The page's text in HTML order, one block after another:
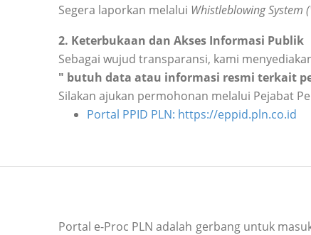
Segera laporkan melalui Whistleblowing System
2. Keterbukaan dan Akses Informasi Publik
Sebagai wujud transparansi, kami
" butuh data atau informasi resmi terkait
Silakan ajukan permohonan melalui Pejabat
Portal PPID PLN: https://eppid.pln.co.id
Portal e-Proc PLN adalah gerbang untuk